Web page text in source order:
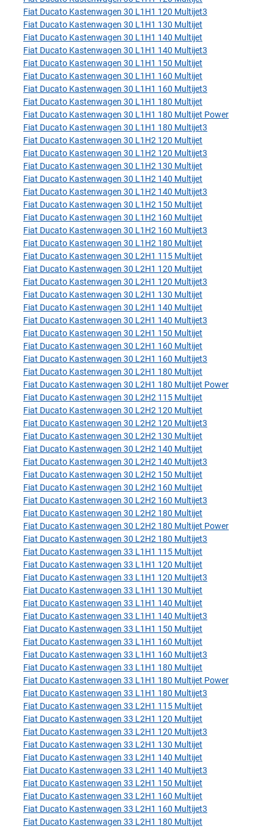
Fiat Ducato Kastenwagen 30 L1H1 120 Multijet3
Fiat Ducato Kastenwagen 30 L1H1 130 Multijet
Fiat Ducato Kastenwagen 30 L1H1 140 Multijet
Fiat Ducato Kastenwagen 30 L1H1 140 Multijet3
Fiat Ducato Kastenwagen 30 L1H1 150 Multijet
Fiat Ducato Kastenwagen 30 L1H1 160 Multijet
Fiat Ducato Kastenwagen 30 L1H1 160 Multijet3
Fiat Ducato Kastenwagen 30 L1H1 180 Multijet
Fiat Ducato Kastenwagen 30 L1H1 180 Multijet Power
Fiat Ducato Kastenwagen 30 L1H1 180 Multijet3
Fiat Ducato Kastenwagen 30 L1H2 120 Multijet
Fiat Ducato Kastenwagen 30 L1H2 120 Multijet3
Fiat Ducato Kastenwagen 30 L1H2 130 Multijet
Fiat Ducato Kastenwagen 30 L1H2 140 Multijet
Fiat Ducato Kastenwagen 30 L1H2 140 Multijet3
Fiat Ducato Kastenwagen 30 L1H2 150 Multijet
Fiat Ducato Kastenwagen 30 L1H2 160 Multijet
Fiat Ducato Kastenwagen 30 L1H2 160 Multijet3
Fiat Ducato Kastenwagen 30 L1H2 180 Multijet
Fiat Ducato Kastenwagen 30 L2H1 115 Multijet
Fiat Ducato Kastenwagen 30 L2H1 120 Multijet
Fiat Ducato Kastenwagen 30 L2H1 120 Multijet3
Fiat Ducato Kastenwagen 30 L2H1 130 Multijet
Fiat Ducato Kastenwagen 30 L2H1 140 Multijet
Fiat Ducato Kastenwagen 30 L2H1 140 Multijet3
Fiat Ducato Kastenwagen 30 L2H1 150 Multijet
Fiat Ducato Kastenwagen 30 L2H1 160 Multijet
Fiat Ducato Kastenwagen 30 L2H1 160 Multijet3
Fiat Ducato Kastenwagen 30 L2H1 180 Multijet
Fiat Ducato Kastenwagen 30 L2H1 180 Multijet Power
Fiat Ducato Kastenwagen 30 L2H2 115 Multijet
Fiat Ducato Kastenwagen 30 L2H2 120 Multijet
Fiat Ducato Kastenwagen 30 L2H2 120 Multijet3
Fiat Ducato Kastenwagen 30 L2H2 130 Multijet
Fiat Ducato Kastenwagen 30 L2H2 140 Multijet
Fiat Ducato Kastenwagen 30 L2H2 140 Multijet3
Fiat Ducato Kastenwagen 30 L2H2 150 Multijet
Fiat Ducato Kastenwagen 30 L2H2 160 Multijet
Fiat Ducato Kastenwagen 30 L2H2 160 Multijet3
Fiat Ducato Kastenwagen 30 L2H2 180 Multijet
Fiat Ducato Kastenwagen 30 L2H2 180 Multijet Power
Fiat Ducato Kastenwagen 30 L2H2 180 Multijet3
Fiat Ducato Kastenwagen 33 L1H1 115 Multijet
Fiat Ducato Kastenwagen 33 L1H1 120 Multijet
Fiat Ducato Kastenwagen 33 L1H1 120 Multijet3
Fiat Ducato Kastenwagen 33 L1H1 130 Multijet
Fiat Ducato Kastenwagen 33 L1H1 140 Multijet
Fiat Ducato Kastenwagen 33 L1H1 140 Multijet3
Fiat Ducato Kastenwagen 33 L1H1 150 Multijet
Fiat Ducato Kastenwagen 33 L1H1 160 Multijet
Fiat Ducato Kastenwagen 33 L1H1 160 Multijet3
Fiat Ducato Kastenwagen 33 L1H1 180 Multijet
Fiat Ducato Kastenwagen 33 L1H1 180 Multijet Power
Fiat Ducato Kastenwagen 33 L1H1 180 Multijet3
Fiat Ducato Kastenwagen 33 L2H1 115 Multijet
Fiat Ducato Kastenwagen 33 L2H1 120 Multijet
Fiat Ducato Kastenwagen 33 L2H1 120 Multijet3
Fiat Ducato Kastenwagen 33 L2H1 130 Multijet
Fiat Ducato Kastenwagen 33 L2H1 140 Multijet
Fiat Ducato Kastenwagen 33 L2H1 140 Multijet3
Fiat Ducato Kastenwagen 33 L2H1 150 Multijet
Fiat Ducato Kastenwagen 33 L2H1 160 Multijet
Fiat Ducato Kastenwagen 33 L2H1 160 Multijet3
Fiat Ducato Kastenwagen 33 L2H1 180 Multijet